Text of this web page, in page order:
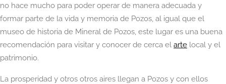
no hace mucho para poder operar de manera adecuada y
formar parte de la vida y memoria de Pozos, al igual que el
museo de historia de Mineral de Pozos, este lugar es una buena
recomendación para visitar y conocer de cerca el arte local y el
patrimonio.
La prosperidad y otros otros aires llegan a Pozos y con ellos